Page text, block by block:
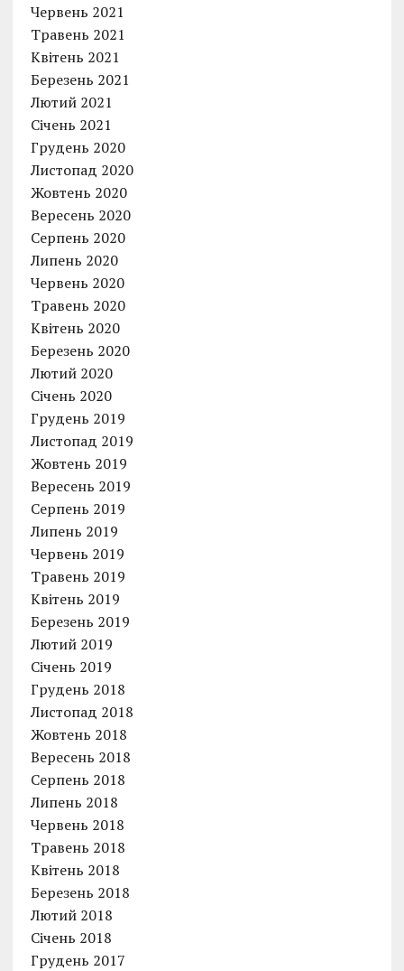
Червень 2021
Травень 2021
Квітень 2021
Березень 2021
Лютий 2021
Січень 2021
Грудень 2020
Листопад 2020
Жовтень 2020
Вересень 2020
Серпень 2020
Липень 2020
Червень 2020
Травень 2020
Квітень 2020
Березень 2020
Лютий 2020
Січень 2020
Грудень 2019
Листопад 2019
Жовтень 2019
Вересень 2019
Серпень 2019
Липень 2019
Червень 2019
Травень 2019
Квітень 2019
Березень 2019
Лютий 2019
Січень 2019
Грудень 2018
Листопад 2018
Жовтень 2018
Вересень 2018
Серпень 2018
Липень 2018
Червень 2018
Травень 2018
Квітень 2018
Березень 2018
Лютий 2018
Січень 2018
Грудень 2017